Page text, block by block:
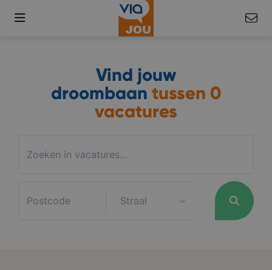
Vind jouw
droombaan tussen 0
vacatures